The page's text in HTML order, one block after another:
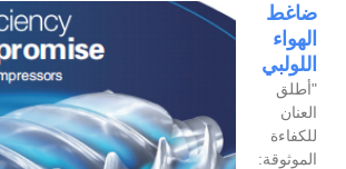
ضاغط
الهواء
اللولبي
"أطلق
العنان
للكفاءة
الموثوقة: